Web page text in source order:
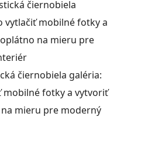
čiernobiela galéria:
mobilné fotky a vytvoriť
mieru pre moderný